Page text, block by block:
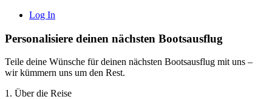
Log In
Personalisiere deinen nächsten Bootsausflug
Teile deine Wünsche für deinen nächsten Bootsausflug mit uns –
wir kümmern uns um den Rest.
1. Über die Reise